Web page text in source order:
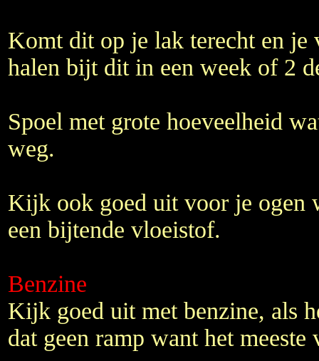
Komt dit op je lak terecht en je
halen bijt dit in een week of 2
Spoel met grote hoeveelheid
weg.
Kijk ook goed uit voor je ogen
een bijtende vloeistof.
Benzine
Kijk goed uit met benzine, als
dat geen ramp want het meeste